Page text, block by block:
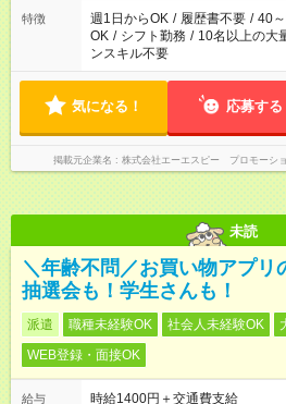
特徴 週1日からOK / 履歴書不要 / 40
OK / シフト勤務 / 10名以上の大
ンスキル不要
気になる！ 応募する
掲載元企業名 株式会社エーエスピー プロモーシ
未読
＼年齢不問／お買い物アプリ
抽選会も！学生さんも！
派遣 職種未経験OK 社会人未経験OK
WEB登録・面接OK
給与
時給1400円＋交通費支給